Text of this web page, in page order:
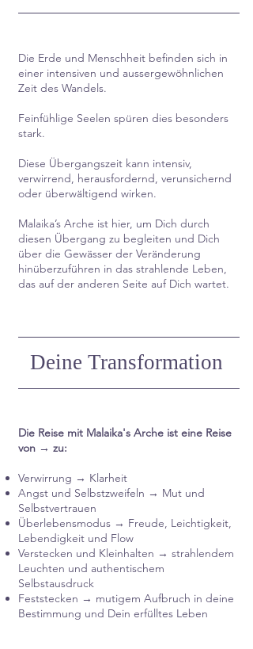
Die Erde und Menschheit befinden sich in
einer intensiven und aussergewöhnlichen
Zeit des Wandels.
Feinfühlige Seelen spüren dies besonders
stark.
Diese Übergangszeit kann intensiv,
verwirrend, herausfordernd, verunsichernd
oder überwältigend wirken.
Malaika’s Arche ist hier, um Dich durch
diesen Übergang zu begleiten und Dich
über die Gewässer der Veränderung
hinüberzuführen in das strahlende Leben,
das auf der anderen Seite auf Dich wartet.
Deine Transformation
Die Reise mit Malaika's Arche ist eine Reise
von → zu:
Verwirrung → Klarheit
Angst und Selbstzweifeln → Mut und
Selbstvertrauen
Überlebensmodus → Freude, Leichtigkeit,
Lebendigkeit und Flow
Verstecken und Kleinhalten → strahlendem
Leuchten und authentischem
Selbstausdruck
Feststecken → mutigem Aufbruch in deine
Bestimmung und Dein erfülltes Leben